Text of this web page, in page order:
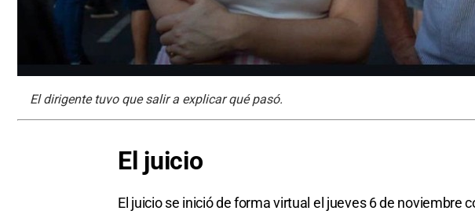
El dirigente tuvo que salir a explicar qué pasó.
El juicio
El juicio se inició de forma virtual el jueves 6 de noviembre